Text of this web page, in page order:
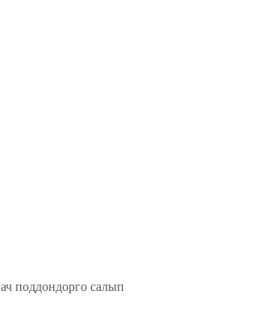
поддондорго салып